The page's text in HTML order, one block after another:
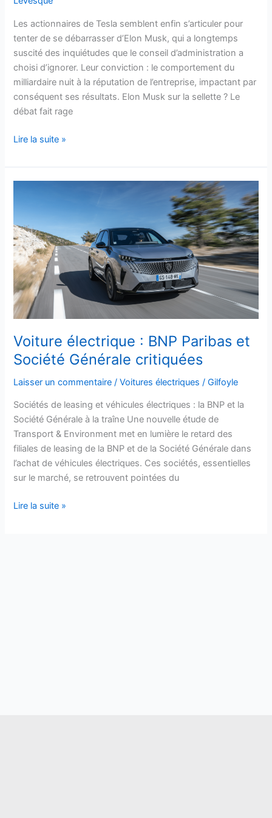
Les actionnaires de Tesla semblent enfin s’articuler pour
tenter de se débarrasser d’Elon Musk, qui a longtemps
suscité des inquiétudes que le conseil d’administration a
choisi d’ignorer. Leur conviction : le comportement du
milliardaire nuit à la réputation de l’entreprise, impactant par
conséquent ses résultats. Elon Musk sur la sellette ? Le
débat fait rage
Lire la suite »
Voiture électrique : BNP Paribas et
Société Générale critiquées
Laisser un commentaire /Voitures électriques /Gilfoyle
Sociétés de leasing et véhicules électriques : la BNP et la
Société Générale à la traîne Une nouvelle étude de
Transport & Environment met en lumière le retard des
filiales de leasing de la BNP et de la Société Générale dans
l’achat de véhicules électriques. Ces sociétés, essentielles
sur le marché, se retrouvent pointées du
BNP
Paribas
et
Société
Générale
critiquées
Lire la suite »